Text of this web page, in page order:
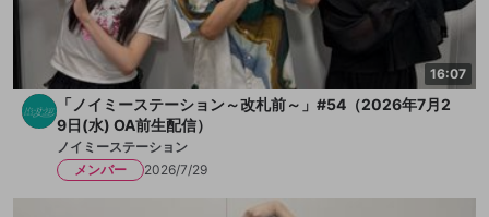
16:07
「ノイミーステーション～改札前～」#54（2026年7月2
9日(水) OA前生配信）
ノイミーステーション
メンバー
2026/7/29